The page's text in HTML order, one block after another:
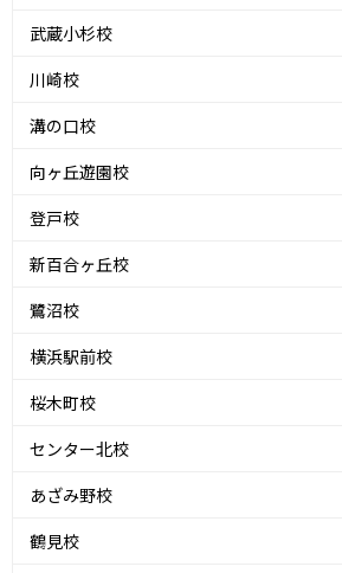
武蔵小杉校
川崎校
溝の口校
向ヶ丘遊園校
登戸校
新百合ヶ丘校
鷺沼校
横浜駅前校
桜木町校
センター北校
あざみ野校
鶴見校